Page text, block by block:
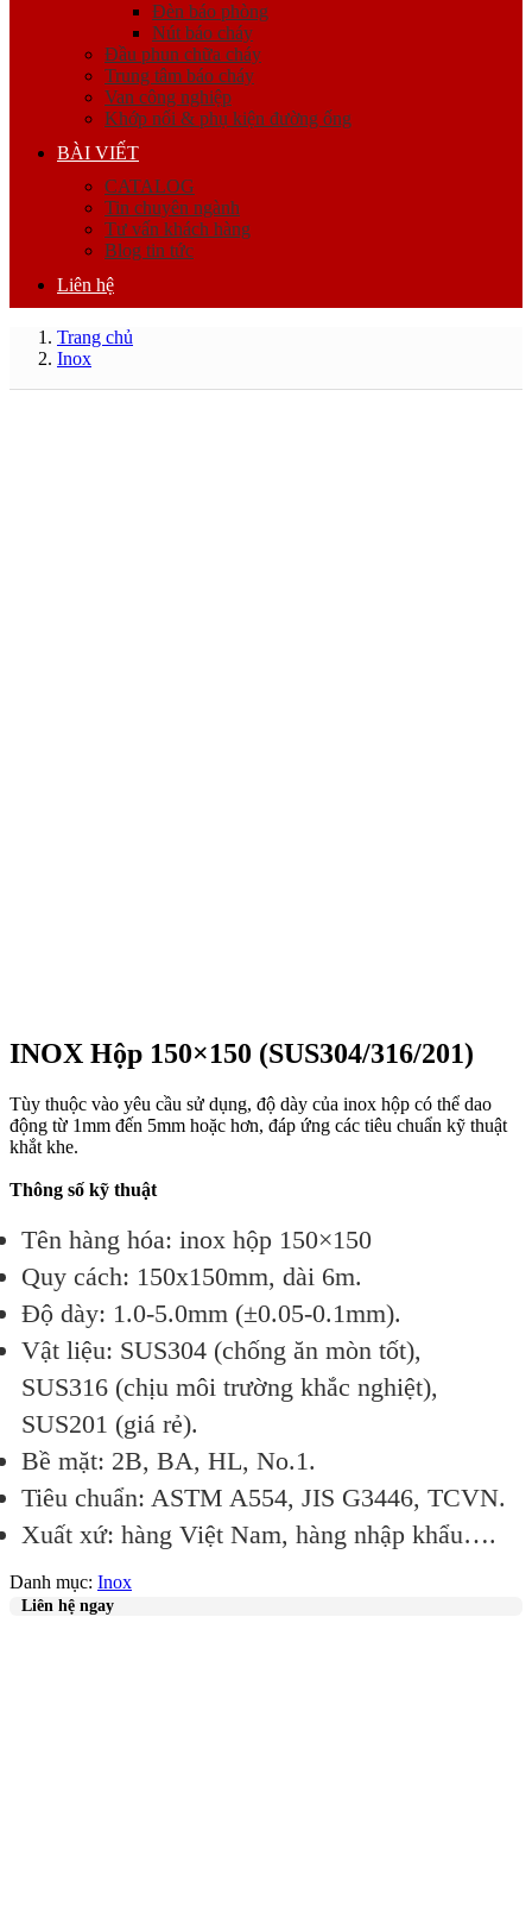
Đèn báo phòng
Nút báo cháy
Đầu phun chữa cháy
Trung tâm báo cháy
Van công nghiệp
Khớp nối & phụ kiện đường ống
BÀI VIẾT
CATALOG
Tin chuyên ngành
Tư vấn khách hàng
Blog tin tức
Liên hệ
Trang chủ
Inox
INOX Hộp 150×150 (SUS304/316/201)
Tùy thuộc vào yêu cầu sử dụng, độ dày của inox hộp có thể dao
động từ 1mm đến 5mm hoặc hơn, đáp ứng các tiêu chuẩn kỹ thuật
khắt khe.
Thông số kỹ thuật
Tên hàng hóa: inox hộp 150×150
Quy cách: 150x150mm, dài 6m.
Độ dày: 1.0-5.0mm (±0.05-0.1mm).
Vật liệu: SUS304 (chống ăn mòn tốt),
SUS316 (chịu môi trường khắc nghiệt),
SUS201 (giá rẻ).
Bề mặt: 2B, BA, HL, No.1.
Tiêu chuẩn: ASTM A554, JIS G3446, TCVN.
Xuất xứ: hàng Việt Nam, hàng nhập khẩu….
Danh mục: Inox
Liên hệ ngay